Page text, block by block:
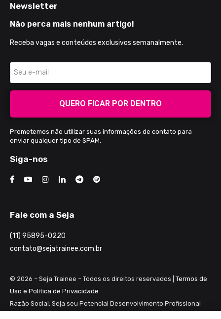
Newsletter
Não perca mais nenhum artigo!
Receba vagas e conteúdos exclusivos semanalmente.
QUERO FICAR POR DENTRO
Prometemos não utilizar suas informações de contato para
enviar qualquer tipo de SPAM.
Siga-nos
Fale com a Seja
(11) 95895-0220
contato@sejatrainee.com.br
© 2026 – Seja Trainee – Todos os direitos reservados | Termos de
Uso e Política de Privacidade
Razão Social: Seja seu Potencial Desenvolvimento Profissional